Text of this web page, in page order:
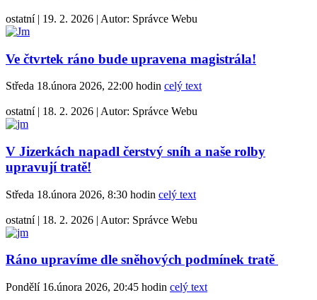
ostatní | 19. 2. 2026 | Autor: Správce Webu
Ve čtvrtek ráno bude upravena magistrála!
Středa 18.února 2026, 22:00 hodin celý text
ostatní | 18. 2. 2026 | Autor: Správce Webu
V Jizerkách napadl čerstvý sníh a naše rolby
upravují tratě!
Středa 18.února 2026, 8:30 hodin celý text
ostatní | 18. 2. 2026 | Autor: Správce Webu
Ráno upravíme dle sněhových podmínek tratě
Pondělí 16.února 2026, 20:45 hodin celý text